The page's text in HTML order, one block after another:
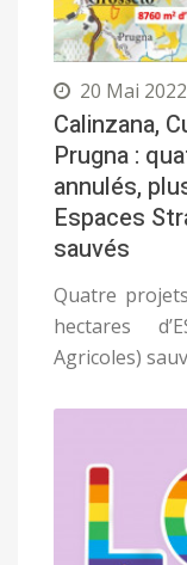
20 Mai 2022
Calinzana,
Prugna :
annulés,
Espaces
sauvés
Quatre
hectares
Agricoles)